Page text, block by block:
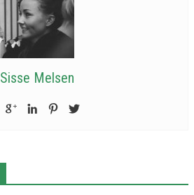
Sisse Melsen